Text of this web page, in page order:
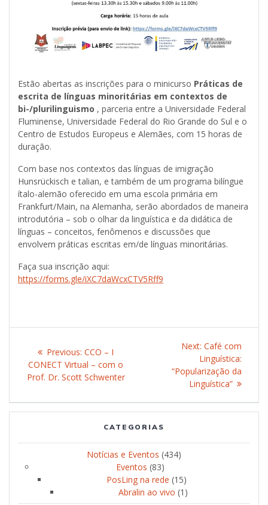
Estão abertas as inscrições para o minicurso Práticas de
escrita de línguas minoritárias em contextos de
bi-/plurilinguismo , parceria entre a Universidade Federal
Fluminense, Universidade Federal do Rio Grande do Sul e o
Centro de Estudos Europeus e Alemães, com 15 horas de
duração.
Com base nos contextos das línguas de imigração
Hunsrückisch e talian, e também de um programa bilíngue
ítalo-alemão oferecido em uma escola primária em
Frankfurt/Main, na Alemanha, serão abordados de maneira
introdutória – sob o olhar da linguística e da didática de
línguas – conceitos, fenômenos e discussões que
envolvem práticas escritas em/de línguas minoritárias.
Faça sua inscrição aqui:
https://forms.gle/iXC7daWcxCTV5Rff9
navigation
Previous: Previous
post:
CCO – I
CONECT Virtual – com o
Prof. Dr. Scott Schwenter
Next: Next
post:
Café com
Linguística:
“Popularização da
Linguística”
CATEGORIAS
Notícias e Eventos (434)
Eventos (83)
PosLing na rede (15)
Abralin ao vivo (1)